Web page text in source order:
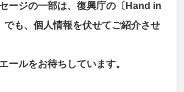
ージの一部は、復興庁の〔Hand in
でも、個人情報を伏せてご紹介させ
ールをお待ちしています。